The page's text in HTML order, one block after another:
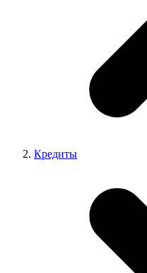
Кредиты